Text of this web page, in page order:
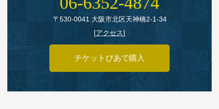
〒530‑0041 大阪市北区天神橋2‑1‑34
[アクセス]
チケットぴあで購入